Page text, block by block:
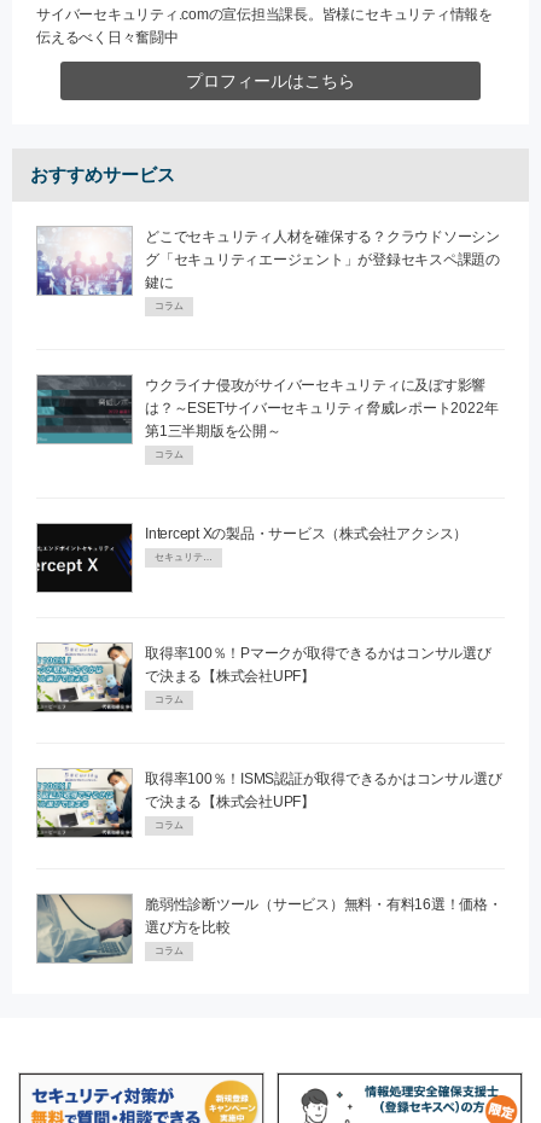
サイバーセキュリティ.comの宣伝担当課長。皆様にセキュリティ情報を
伝えるべく日々奮闘中
プロフィールはこちら
おすすめサービス
どこでセキュリティ人材を確保する？クラウドソーシン
グ「セキュリティエージェント」が登録セキスペ課題の
鍵に
コラム
ウクライナ侵攻がサイバーセキュリティに及ぼす影響
は？～ESETサイバーセキュリティ脅威レポート2022年
第1三半期版を公開～
コラム
Intercept Xの製品・サービス（株式会社アクシス）
セキュリティPR
取得率100％！Pマークが取得できるかはコンサル選び
で決まる【株式会社UPF】
コラム
取得率100％！ISMS認証が取得できるかはコンサル選び
で決まる【株式会社UPF】
コラム
脆弱性診断ツール（サービス）無料・有料16選！価格・
選び方を比較
コラム